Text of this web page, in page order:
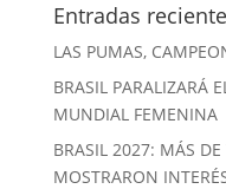
Entradas
LAS PUMAS,
BRASIL PARALIZARÁ
MUNDIAL FEMENINA
BRASIL 2027: MÁS
MOSTRARON